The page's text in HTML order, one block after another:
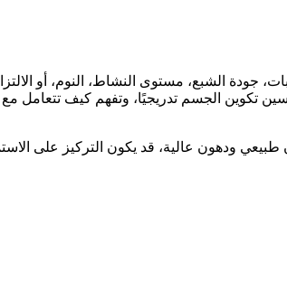
جودة الشبع، مستوى النشاط، النوم، أو
تكوين الجسم تدريجيًا، وتفهم كيف تتعامل مع
ودهون عالية، قد يكون التركيز على